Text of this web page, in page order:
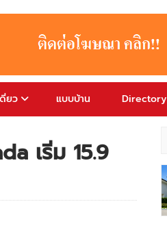
ยว แบบบ้าน Directory
เริ่ม 15.9